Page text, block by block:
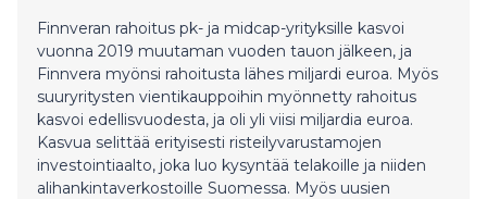
Finnveran rahoitus pk- ja midcap-yrityksille kasvoi
vuonna 2019 muutaman vuoden tauon jälkeen, ja
Finnvera myönsi rahoitusta lähes miljardi euroa. Myös
suuryritysten vientikauppoihin myönnetty rahoitus
kasvoi edellisvuodesta, ja oli yli viisi miljardia euroa.
Kasvua selittää erityisesti risteilyvarustamojen
investointiaalto, joka luo kysyntää telakoille ja niiden
alihankintaverkostoille Suomessa. Myös uusien